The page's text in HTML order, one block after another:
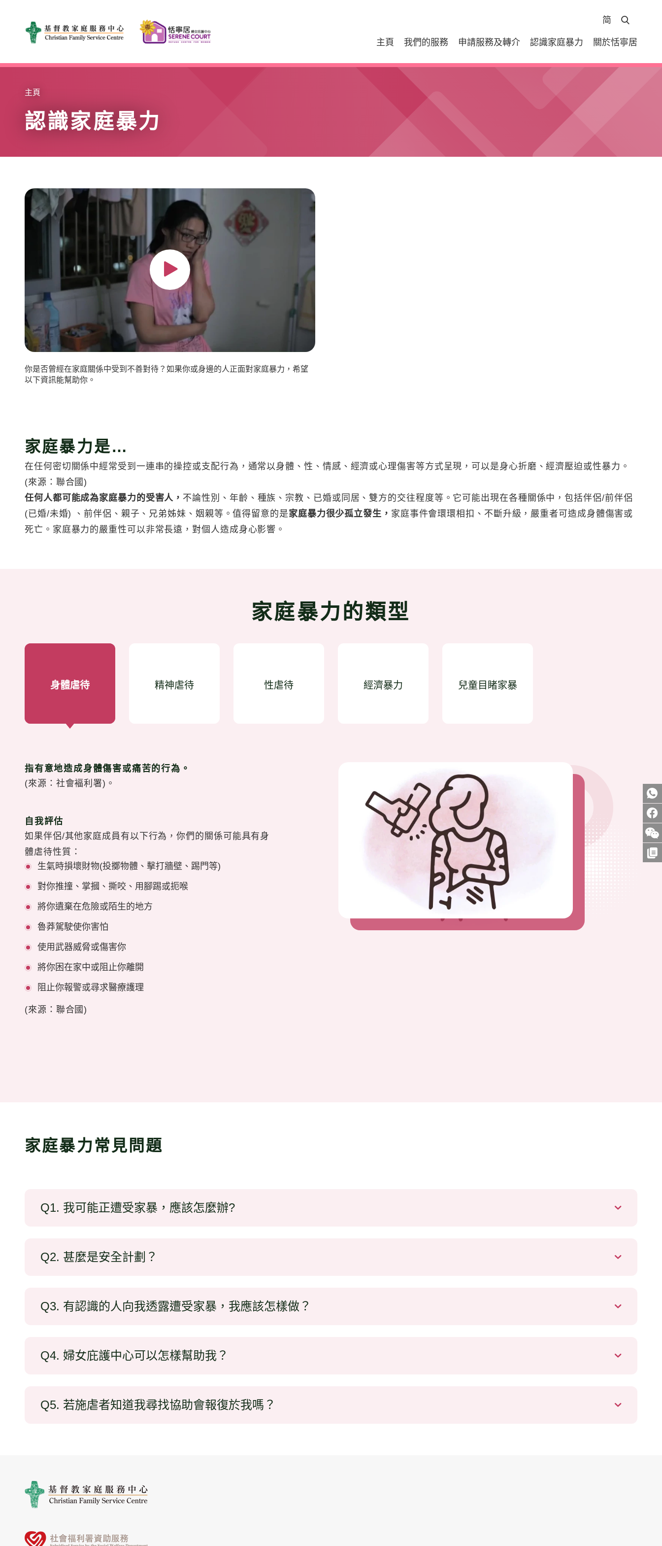
简 打開頁眉搜
主頁 我們的服務 申請服務及轉介 認識家庭暴力 關於恬寧居
主頁
認識家庭暴力
你是否曾經在家庭關係中受到不善對待？如果你或身邊的人正面對家庭暴力，希望
以下資訊能幫助你。
家庭暴力是…
在任何密切關係中經常受到一連串的操控或支配行為，通常以身體、性、情感、經濟或心理傷害等方式呈現，可以是身心折磨、經濟壓迫或性暴力。
(來源：聯合國)
任何人都可能成為家庭暴力的受害人， 不論性別、年齡、種族、宗教、已婚或同居、雙方的交往程度等。它可能出現在各種關係中，包括伴侶/前伴侶
(已婚/未婚) 、前伴侶、親子、兄弟姊妹、姻親等。值得留意的是家庭暴力很少孤立發生， 家庭事件會環環相扣、不斷升級，嚴重者可造成身體傷害或
死亡。家庭暴力的嚴重性可以非常長遠，對個人造成身心影響。
家庭暴力的類型
身體虐待 精神虐待 性虐待 經濟暴力 兒童目睹家暴
指有意地造成身體傷害或痛苦的行為。
(來源：社會褔利署)。
自我評估
如果伴侶/其他家庭成員有以下行為，你們的關係可能具有身
體虐待性質：
生氣時損壞財物(投擲物體、擊打牆壁、踢門等)
對你推撞、掌摑、撕咬、用腳踢或扼喉
將你遺棄在危險或陌生的地方
魯莽駕駛使你害怕
使用武器威脅或傷害你
將你困在家中或阻止你離開
阻止你報警或尋求醫療護理
(來源：聯合國)
家庭暴力常見問題
Q1. 我可能正遭受家暴，應該怎麼辦?
Q2. 甚麼是安全計劃？
Q3. 有認識的人向我透露遭受家暴，我應該怎樣做？
Q4. 婦女庇護中心可以怎樣幫助我？
Q5. 若施虐者知道我尋找協助會報復於我嗎？